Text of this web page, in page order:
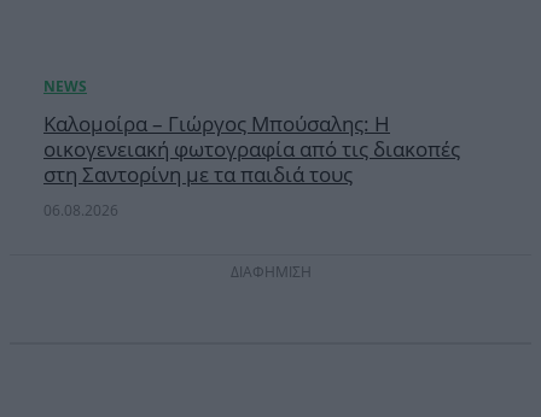
Καλομοίρα – Γιώργος Μπούσαλης: Η
οικογενειακή φωτογραφία από τις διακοπές
στη Σαντορίνη με τα παιδιά τους
06.08.2026
ΔΙΑΦΗΜΙΣΗ